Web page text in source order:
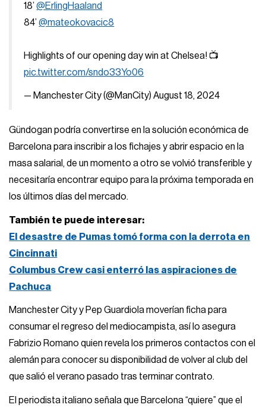
18’@ErlingHaaland
84’@mateokovacic8
Highlights of our opening day win at Chelsea! 📺
pic.twitter.com/sndo33Yo06
— Manchester City (@ManCity)August 18, 2024
Gündogan podría convertirse en la solución económica de
Barcelona para inscribir a los fichajes y abrir espacio en la
masa salarial, de un momento a otro se volvió transferible y
necesitaría encontrar equipo para la próxima temporada en
los últimos días del mercado.
También te puede interesar:
El desastre de Pumas tomó forma con la derrota en
Cincinnati
Columbus Crew casi enterró las aspiraciones de
Pachuca
Manchester City y Pep Guardiola moverían ficha para
consumar el regreso del mediocampista, así lo asegura
Fabrizio Romano quien revela los primeros contactos con el
alemán para conocer su disponibilidad de volver al club del
que salió el verano pasado tras terminar contrato.
El periodista italiano señala que Barcelona “quiere” que el